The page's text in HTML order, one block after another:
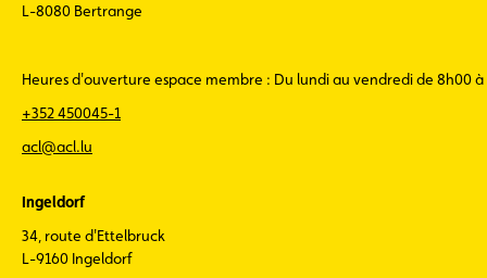
L-8080 Bertrange
Heures d'ouverture espace membre : Du lundi au vendredi de 8h00 à
+352 450045-1
acl@acl.lu
Ingeldorf
34, route d'Ettelbruck
L-9160 Ingeldorf